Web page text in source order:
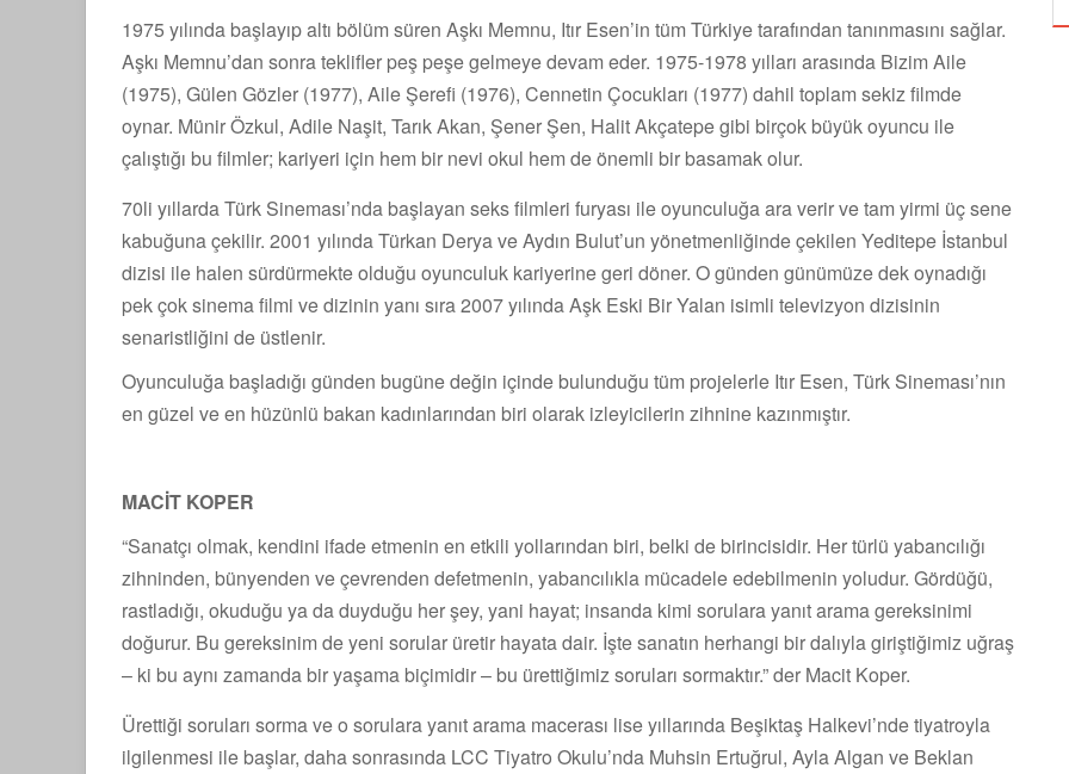
1975 yılında başlayıp altı bölüm süren Aşkı Memnu, Itır Esen’in tüm Türkiye tarafından tanınmasını sağlar.
Aşkı Memnu’dan sonra teklifler peş peşe gelmeye devam eder. 1975-1978 yılları arasında Bizim Aile
(1975), Gülen Gözler (1977), Aile Şerefi (1976), Cennetin Çocukları (1977) dahil toplam sekiz filmde
oynar. Münir Özkul, Adile Naşit, Tarık Akan, Şener Şen, Halit Akçatepe gibi birçok büyük oyuncu ile
çalıştığı bu filmler; kariyeri için hem bir nevi okul hem de önemli bir basamak olur.
70li yıllarda Türk Sineması’nda başlayan seks filmleri furyası ile oyunculuğa ara verir ve tam yirmi üç sene
kabuğuna çekilir. 2001 yılında Türkan Derya ve Aydın Bulut’un yönetmenliğinde çekilen Yeditepe İstanbul
dizisi ile halen sürdürmekte olduğu oyunculuk kariyerine geri döner. O günden günümüze dek oynadığı
pek çok sinema filmi ve dizinin yanı sıra 2007 yılında Aşk Eski Bir Yalan isimli televizyon dizisinin
senaristliğini de üstlenir.
Oyunculuğa başladığı günden bugüne değin içinde bulunduğu tüm projelerle Itır Esen, Türk Sineması’nın
en güzel ve en hüzünlü bakan kadınlarından biri olarak izleyicilerin zihnine kazınmıştır.
MACİT KOPER
“Sanatçı olmak, kendini ifade etmenin en etkili yollarından biri, belki de birincisidir. Her türlü yabancılığı
zihninden, bünyenden ve çevrenden defetmenin, yabancılıkla mücadele edebilmenin yoludur. Gördüğü,
rastladığı, okuduğu ya da duyduğu her şey, yani hayat; insanda kimi sorulara yanıt arama gereksinimi
doğurur. Bu gereksinim de yeni sorular üretir hayata dair. İşte sanatın herhangi bir dalıyla giriştiğimiz uğraş
– ki bu aynı zamanda bir yaşama biçimidir – bu ürettiğimiz soruları sormaktır.” der Macit Koper.
Ürettiği soruları sorma ve o sorulara yanıt arama macerası lise yıllarında Beşiktaş Halkevi’nde tiyatroyla
ilgilenmesi ile başlar, daha sonrasında LCC Tiyatro Okulu’nda Muhsin Ertuğrul, Ayla Algan ve Beklan